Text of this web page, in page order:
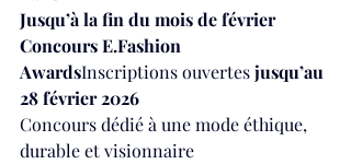
Jusqu’à la fin du mois de février
Concours E.Fashion
AwardsInscriptions ouvertes jusqu’au
28 février 2026
Concours dédié à une mode éthique,
durable et visionnaire